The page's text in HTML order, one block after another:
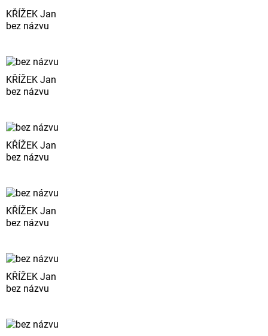
KŘÍŽEK Jan
bez názvu
KŘÍŽEK Jan
bez názvu
KŘÍŽEK Jan
bez názvu
KŘÍŽEK Jan
bez názvu
KŘÍŽEK Jan
bez názvu